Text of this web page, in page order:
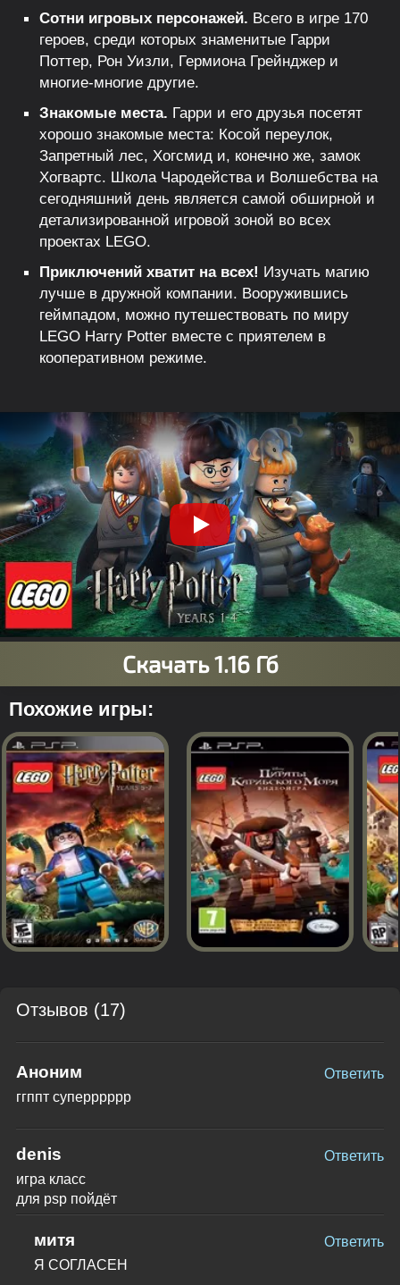
Сотни игровых персонажей. Всего в игре 170
героев, среди которых знаменитые Гарри
Поттер, Рон Уизли, Гермиона Грейнджер и
многие-многие другие.
Знакомые места. Гарри и его друзья посетят
хорошо знакомые места: Косой переулок,
Запретный лес, Хогсмид и, конечно же, замок
Хогвартс. Школа Чародейства и Волшебства на
сегодняшний день является самой обширной и
детализированной игровой зоной во всех
проектах LEGO.
Приключений хватит на всех! Изучать магию
лучше в дружной компании. Вооружившись
геймпадом, можно путешествовать по миру
LEGO Harry Potter вместе с приятелем в
кооперативном режиме.
Похожие игры:
Отзывов (17)
Аноним
ггппт суперррррр
Ответить
denis
игра класс
для psp пойдёт
Ответить
митя
Я СОГЛАСЕН
Ответить